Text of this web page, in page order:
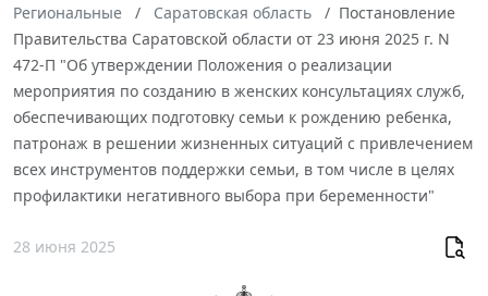
Региональные
Саратовская область
Постановление
Правительства Саратовской области от 23 июня 2025 г. N
472-П "Об утверждении Положения о реализации
мероприятия по созданию в женских консультациях служб,
обеспечивающих подготовку семьи к рождению ребенка,
патронаж в решении жизненных ситуаций с привлечением
всех инструментов поддержки семьи, в том числе в целях
профилактики негативного выбора при беременности"
28 июня 2025